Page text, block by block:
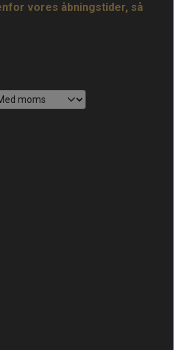
vores åbningstider, så